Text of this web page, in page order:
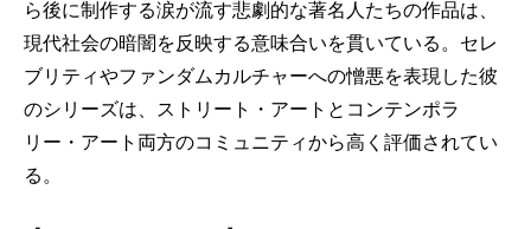
ら後に制作する涙が流す悲劇的な著名人たちの作品は、
現代社会の暗闇を反映する意味合いを貫いている。セレ
ブリティやファンダムカルチャーへの憎悪を表現した彼
のシリーズは、ストリート・アートとコンテンポラ
リー・アート両方のコミュニティから高く評価されてい
る。